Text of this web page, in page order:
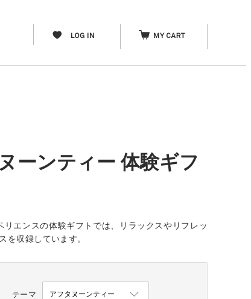
ーンティー 体験ギフ
エンスの体験ギフトでは、リラックスやリフレッ
を収録しています。
テーマ